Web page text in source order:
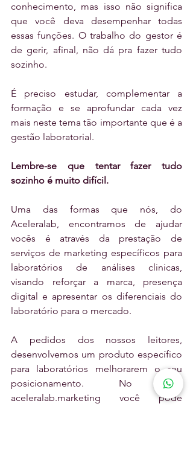
conhecimento, mas isso não significa
que você deva desempenhar todas
essas funções. O trabalho do gestor é
de gerir, afinal, não dá pra fazer tudo
sozinho.
É preciso estudar, complementar a
formação e se aprofundar cada vez
mais neste tema tão importante que é a
gestão laboratorial.
Lembre-se que tentar fazer tudo
sozinho é muito difícil.
Uma das formas que nós, do
Aceleralab, encontramos de ajudar
vocês é através da prestação de
serviços de marketing específicos para
laboratórios de análises clinicas,
visando reforçar a marca, presença
digital e apresentar os diferenciais do
laboratório para o mercado.
A pedidos dos nossos leitores,
desenvolvemos um produto específico
para laboratórios melhorarem o seu
posicionamento. No site
aceleralab.marketing você pode